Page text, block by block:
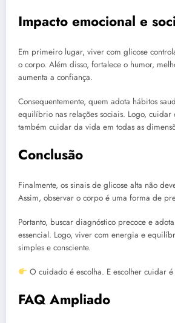
Impacto emocional e
Em primeiro lugar, viver com glicose
o corpo. Além disso, fortalece o humor,
aumenta a confiança.
Consequentemente, quem adota hábitos
equilíbrio nas relações sociais. Logo,
também cuidar da vida em todas as
Conclusão
Finalmente, os sinais de glicose alta não
Assim, observar o corpo é uma forma de
Portanto, buscar diagnóstico precoce e
essencial. Logo, viver com energia e
simples e consciente.
O cuidado é escolha. E escolher cuidar
FAQ Ampliado